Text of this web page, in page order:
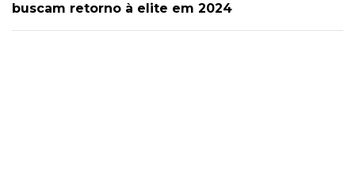
buscam retorno à elite em 2024